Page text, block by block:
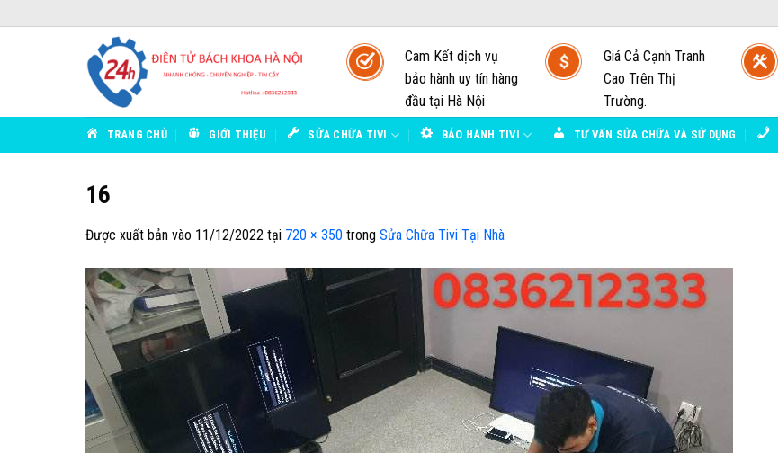
qua
Cam Kết dịch vụ
bảo hành uy tín hàng
đầu tại Hà Nội
Giá Cả Cạnh Tranh
Cao Trên Thị
Trường.
TRANG CHỦ GIỚI THIỆU SỬA CHỮA TIVI BẢO HÀNH TIVI TƯ VẤN SỬA CHỮA VÀ SỬ DỤNG
16
Được xuất bản vào 11/12/2022 tại 720 × 350 trong Sửa Chữa Tivi Tại Nhà